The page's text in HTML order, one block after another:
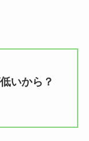
いから？